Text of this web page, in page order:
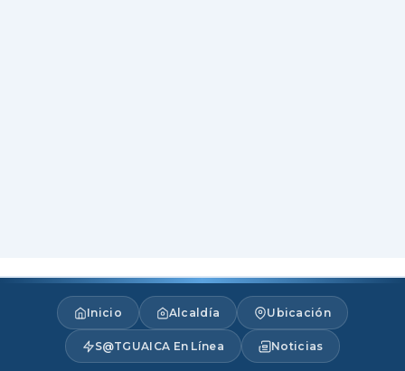
Inicio Alcaldía Ubicación
S@TGUAICA En Línea Noticias